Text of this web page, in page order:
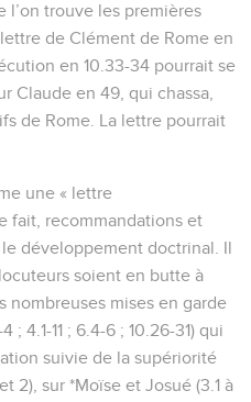
l’on trouve les premières
de Clément de Rome en
en 10.33-34 pourrait se
Claude en 49, qui chassa,
de Rome. La lettre pourrait
une « lettre
fait, recommandations et
développement doctrinal. Il
soient en butte à
nombreuses mises en garde
; 4.1-11 ; 6.4-6 ; 10.26-31) qui
suivie de la supériorité
2), sur *Moïse et Josué (3.1 à